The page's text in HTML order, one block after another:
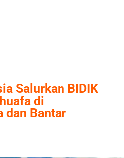
Salurkan BIDIK
di
dan Bantar